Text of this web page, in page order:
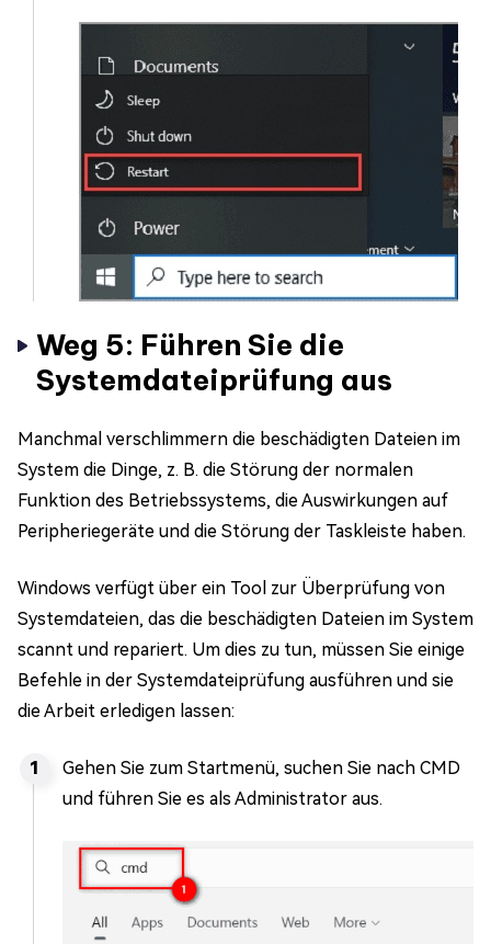
Weg 5: Führen Sie die
Systemdateiprüfung aus
Manchmal verschlimmern die beschädigten Dateien im
System die Dinge, z. B. die Störung der normalen
Funktion des Betriebssystems, die Auswirkungen auf
Peripheriegeräte und die Störung der Taskleiste haben.
Windows verfügt über ein Tool zur Überprüfung von
Systemdateien, das die beschädigten Dateien im System
scannt und repariert. Um dies zu tun, müssen Sie einige
Befehle in der Systemdateiprüfung ausführen und sie
die Arbeit erledigen lassen:
Gehen Sie zum Startmenü, suchen Sie nach CMD
und führen Sie es als Administrator aus.